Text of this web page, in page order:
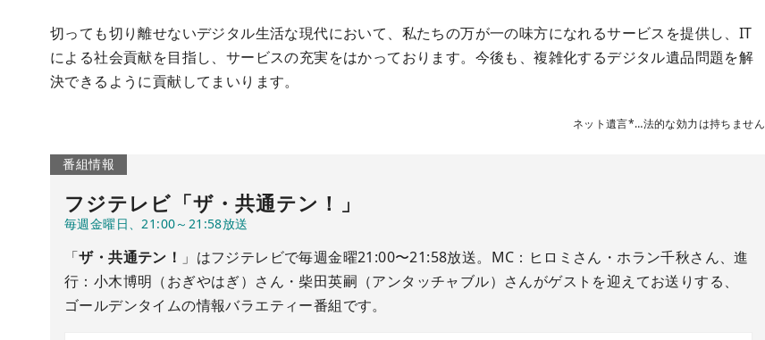
切っても切り離せないデジタル生活な現代において、私たちの万が一の味方になれるサービスを提供し、IT
による社会貢献を目指し、サービスの充実をはかっております。今後も、複雑化するデジタル遺品問題を解
決できるように貢献してまいります。
ネット遺言*…法的な効力は持ちません
番組情報
フジテレビ「ザ・共通テン！」
「ザ・共通テン！ 」はフジテレビで毎週金曜21:00〜21:58放送。MC：ヒロミさん・ホラン千秋さん、進
行：小木博明（おぎやはぎ）さん・柴田英嗣（アンタッチャブル）さんがゲストを迎えてお送りする、
ゴールデンタイムの情報バラエティー番組です。